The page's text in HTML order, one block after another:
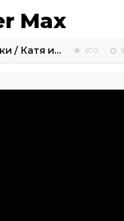
Max
ВЛОГ/ Покупаем игрушки / Катя играет на детской площадке 670